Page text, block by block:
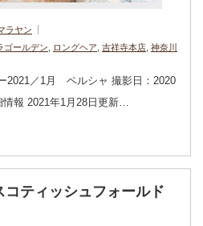
ラヤン
ゴールデン ロングヘア 吉祥寺本店 神奈川
2021／1月 ペルシャ 撮影日：2020
報 2021年1月28日更新…
コティッシュフォールド